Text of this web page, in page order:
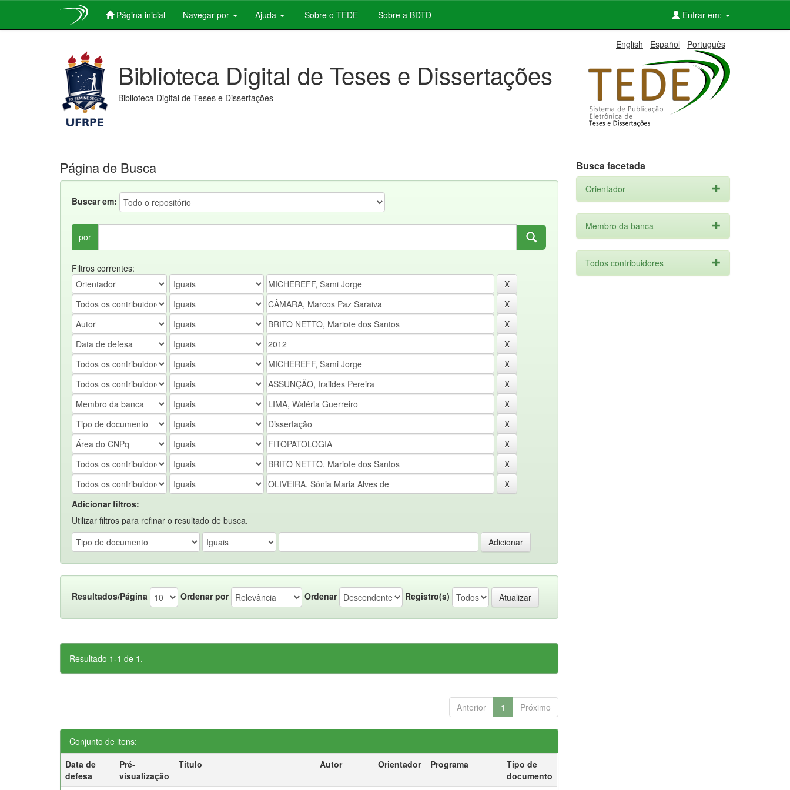
Página inicial Navegar por Ajuda Sobre o TEDE Sobre a BDTD Entrar em:
English Español Português
Biblioteca Digital de Teses e Dissertações
Biblioteca Digital de Teses e Dissertações
Página de Busca
Buscar em:
por
Filtros correntes:
Adicionar filtros:
Utilizar filtros para refinar o resultado de busca.
Resultados/Página Ordenar por Ordenar Registro(s)
Resultado 1-1 de 1.
Anterior 1 Próximo
Conjunto de itens:
Data de
defesa
Pré-
visualização
Título Autor Orientador Programa
Tipo de
documento
Busca facetada
Orientador
Membro da banca
Todos contribuidores